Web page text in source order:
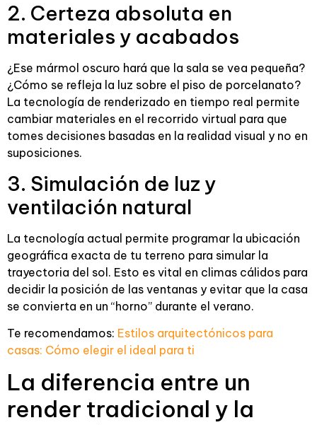
2. Certeza absoluta en
materiales y acabados
¿Ese mármol oscuro hará que la sala se vea pequeña?
¿Cómo se refleja la luz sobre el piso de porcelanato?
La tecnología de renderizado en tiempo real permite
cambiar materiales en el recorrido virtual para que
tomes decisiones basadas en la realidad visual y no en
suposiciones.
3. Simulación de luz y
ventilación natural
La tecnología actual permite programar la ubicación
geográfica exacta de tu terreno para simular la
trayectoria del sol. Esto es vital en climas cálidos para
decidir la posición de las ventanas y evitar que la casa
se convierta en un “horno” durante el verano.
Te recomendamos: Estilos arquitectónicos para
casas: Cómo elegir el ideal para ti
La diferencia entre un
render tradicional y la